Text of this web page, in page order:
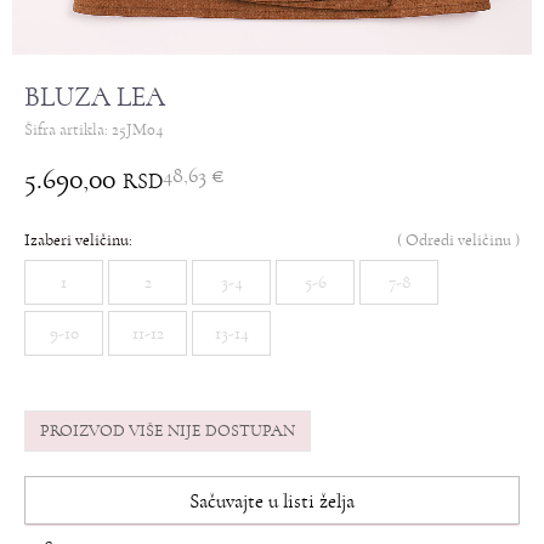
BLUZA LEA
Šifra artikla: 25JM04
5.690,00 RSD48,63 €
Izaberi veličinu: (Odredi veličinu )
1 2 3-4 5-6 7-8
9-10 11-12 13-14
PROIZVOD VIŠE NIJE DOSTUPAN
Sačuvajte u listi želja